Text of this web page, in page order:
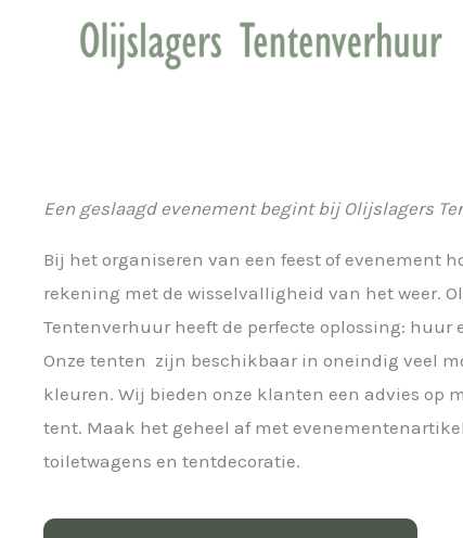
Een geslaagd evenement begint bij Olijslagers
Bij het organiseren van een feest of evenement
rekening met de wisselvalligheid van het weer.
Tentenverhuur heeft de perfecte oplossing: huur
Onze tenten zijn beschikbaar in oneindig veel
kleuren. Wij bieden onze klanten een advies op
tent. Maak het geheel af met
toiletwagens en tentdecoratie.